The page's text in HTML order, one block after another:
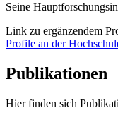
Seine
Link zu ergänzendem
Profile an der
Publikationen
Hier finden sich